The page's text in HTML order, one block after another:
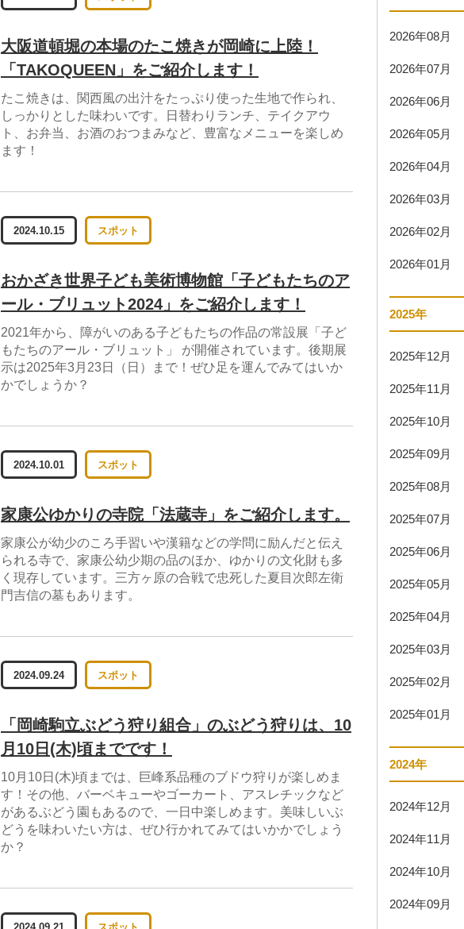
大阪道頓堀の本場のたこ焼きが岡崎に上陸！
「TAKOQUEEN」をご紹介します！
たこ焼きは、関西風の出汁をたっぷり使った生地で作られ、
しっかりとした味わいです。日替わりランチ、テイクアウ
ト、お弁当、お酒のおつまみなど、豊富なメニューを楽しめ
ます！
2024.10.15 スポット
おかざき世界子ども美術博物館「子どもたちのア
ール・ブリュット2024」をご紹介します！
2021年から、障がいのある子どもたちの作品の常設展「子ど
もたちのアール・ブリュット」 が開催されています。後期展
示は2025年3月23日（日）まで！ぜひ足を運んでみてはいか
かでしょうか？
2024.10.01 スポット
家康公ゆかりの寺院「法蔵寺」をご紹介します。
家康公が幼少のころ手習いや漢籍などの学問に励んだと伝え
られる寺で、家康公幼少期の品のほか、ゆかりの文化財も多
く現存しています。三方ヶ原の合戦で忠死した夏目次郎左衛
門吉信の墓もあります。
2024.09.24 スポット
「岡崎駒立ぶどう狩り組合」のぶどう狩りは、10
月10日(木)頃までです！
10月10日(木)頃までは、巨峰系品種のブドウ狩りが楽しめま
す！その他、バーベキューやゴーカート、アスレチックなど
があるぶどう園もあるので、一日中楽しめます。美味しいぶ
どうを味わいたい方は、ぜひ行かれてみてはいかかでしょう
か？
2026年08月
2026年07月
2026年06月
2026年05月
2026年04月
2026年03月
2026年02月
2026年01月
2025年
2025年12月
2025年11月
2025年10月
2025年09月
2025年08月
2025年07月
2025年06月
2025年05月
2025年04月
2025年03月
2025年02月
2025年01月
2024年
2024年12月
2024年11月
2024年10月
2024年09月